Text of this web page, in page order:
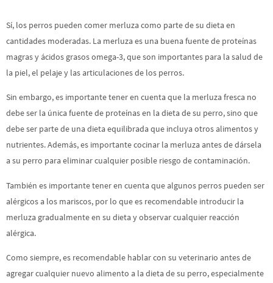
Sí, los perros pueden comer merluza como parte de su dieta en
cantidades moderadas. La merluza es una buena fuente de proteínas
magras y ácidos grasos omega-3, que son importantes para la salud de
la piel, el pelaje y las articulaciones de los perros.
Sin embargo, es importante tener en cuenta que la merluza fresca no
debe ser la única fuente de proteínas en la dieta de su perro, sino que
debe ser parte de una dieta equilibrada que incluya otros alimentos y
nutrientes. Además, es importante cocinar la merluza antes de dársela
a su perro para eliminar cualquier posible riesgo de contaminación.
También es importante tener en cuenta que algunos perros pueden ser
alérgicos a los mariscos, por lo que es recomendable introducir la
merluza gradualmente en su dieta y observar cualquier reacción
alérgica.
Como siempre, es recomendable hablar con su veterinario antes de
agregar cualquier nuevo alimento a la dieta de su perro, especialmente